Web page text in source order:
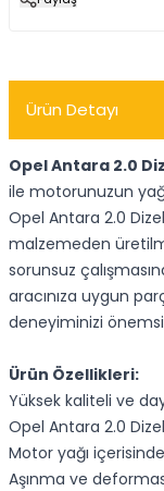
Ürün Detayı
Opel Antara 2.0
ile motorunuzun
Opel Antara 2.0
malzemeden
sorunsuz
aracınıza uygun
deneyiminizi
Ürün Özellikleri:
Yüksek kaliteli ve
Opel Antara 2.0
Motor yağı
Aşınma ve